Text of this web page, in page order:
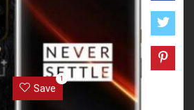
Save
1